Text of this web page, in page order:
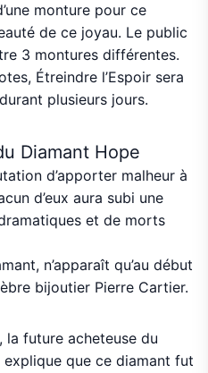
monture pour ce
de ce joyau. Le public
3 montures différentes.
Étreindre l’Espoir sera
plusieurs jours.
Diamant Hope
d’apporter malheur à
d’eux aura subi une
et de morts
n’apparaît qu’au début
bijoutier Pierre Cartier.
la future acheteuse du
que ce diamant fut